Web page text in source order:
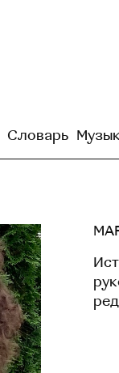
Словарь